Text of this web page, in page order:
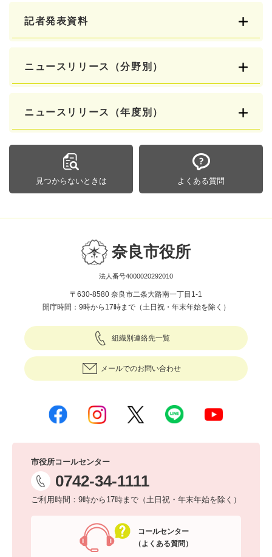
記者発表資料
ニュースリリース（分野別）
ニュースリリース（年度別）
見つからないときは よくある質問
奈良市役所
法人番号4000020292010
〒630-8580 奈良市二条大路南一丁目1-1
開庁時間：9時から17時まで（土日祝・年末年始を除く）
組織別連絡先一覧
メールでのお問い合わせ
市役所コールセンター
0742-34-1111
ご利用時間：9時から17時まで（土日祝・年末年始を除く）
コールセンター
（よくある質問）